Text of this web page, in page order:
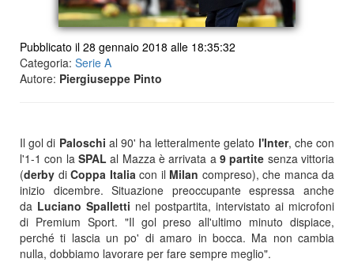
Pubblicato il 28 gennaio 2018 alle 18:35:32
Categoria: Serie A
Autore: Piergiuseppe Pinto
Il gol di Paloschi al 90' ha letteralmente gelato l'Inter, che con
l'1-1 con la SPALal Mazza è arrivata a9 partite senza vittoria
(derby di Coppa Italia con il Milan compreso), che manca da
inizio dicembre. Situazione preoccupante espressa anche
da Luciano Spalletti nel postpartita, intervistato ai microfoni
di Premium Sport. "Il gol preso all'ultimo minuto dispiace,
perché ti lascia un po' di amaro in bocca. Ma non cambia
nulla, dobbiamo lavorare per fare sempre meglio".